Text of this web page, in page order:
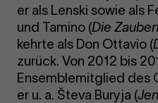
er als Lenski sowie als
und Tamino (Die
kehrte als Don Ottavio (
zurück. Von 2012 bis
Ensemblemitglied des
er u. a. Števa Buryja (